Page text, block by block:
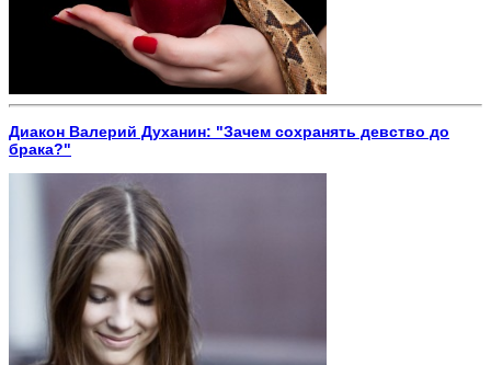
Диакон Валерий Духанин: "Зачем сохранять девство до
брака?"